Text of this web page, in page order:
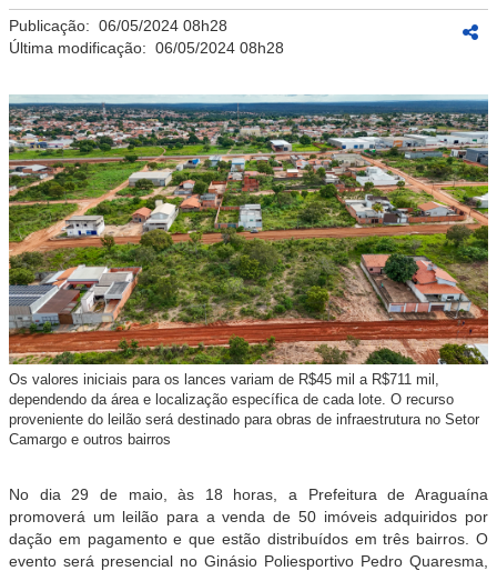
Publicação: 06/05/2024 08h28
Última modificação: 06/05/2024 08h28
Os valores iniciais para os lances variam de R$45 mil a R$711 mil,
dependendo da área e localização específica de cada lote. O recurso
proveniente do leilão será destinado para obras de infraestrutura no Setor
Camargo e outros bairros
No dia 29 de maio, às 18 horas, a Prefeitura de Araguaína
promoverá um leilão para a venda de 50 imóveis adquiridos por
dação em pagamento e que estão distribuídos em três bairros. O
evento será presencial no Ginásio Poliesportivo Pedro Quaresma,